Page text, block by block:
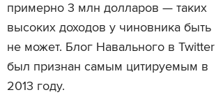
примерно 3 млн долларов — таких
высоких доходов у чиновника быть
не может. Блог Навального в Twitter
был признан самым цитируемым в
2013 году.